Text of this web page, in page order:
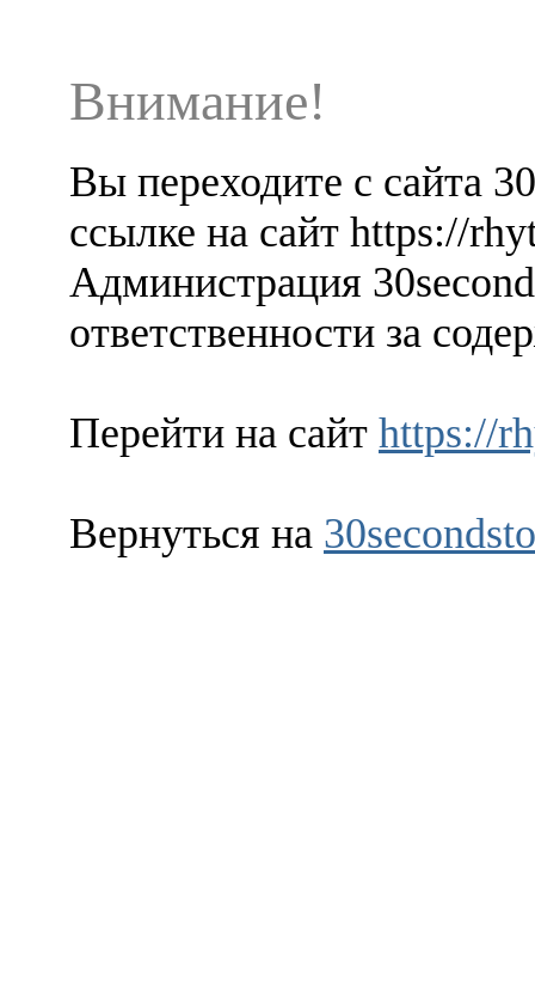
Внимание!
Вы переходите с сайта
ссылке на сайт https://
Администрация
ответственности за
Перейти на сайт https://
Вернуться на